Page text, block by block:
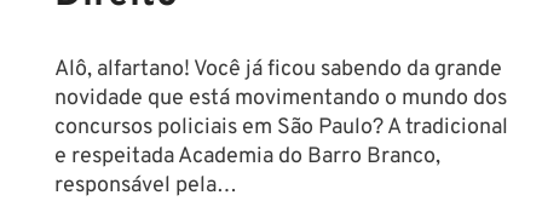
Alô, alfartano! Você já ficou sabendo da grande
novidade que está movimentando o mundo dos
concursos policiais em São Paulo? A tradicional
e respeitada Academia do Barro Branco,
responsável pela…